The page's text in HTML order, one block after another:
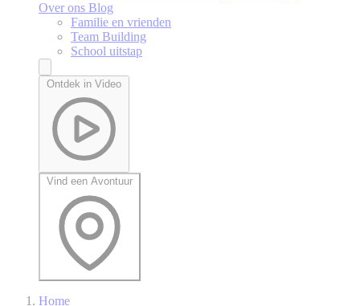
Over ons Blog
Familie en vrienden
Team Building
School uitstap
Ontdek in Video
Vind een Avontuur
Home